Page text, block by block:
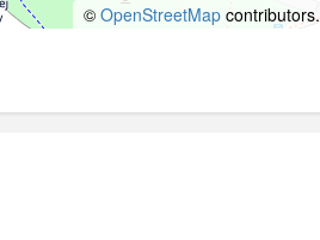
© OpenStreetMap contributors.